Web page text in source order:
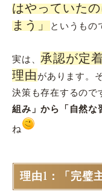
はやっていた
まう」というもの
実は、 承認が定
理由 があります。
決策も存在するので
組み」から「自然な
ね
理由1：「完璧